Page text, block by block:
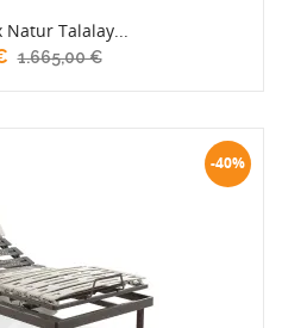
Natur Talalay...
1.665,00 €
-40%